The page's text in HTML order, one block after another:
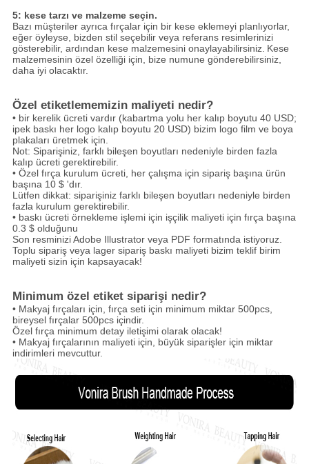
5: kese tarzı ve malzeme seçin.
Bazı müşteriler ayrıca fırçalar için bir kese eklemeyi planlıyorlar,
eğer öyleyse, bizden stil seçebilir veya referans resimlerinizi
gösterebilir, ardından kese malzemesini onaylayabilirsiniz. Kese
malzemesinin özel özelliği için, bize numune gönderebilirsiniz,
daha iyi olacaktır.
Özel etiketlememizin maliyeti nedir?
• bir kerelik ücreti vardır (kabartma yolu her kalıp boyutu 40 USD;
ipek baskı her logo kalıp boyutu 20 USD) bizim logo film ve boya
plakaları üretmek için.
Not: Siparişiniz, farklı bileşen boyutları nedeniyle birden fazla
kalıp ücreti gerektirebilir.
• Özel fırça kurulum ücreti, her çalışma için sipariş başına ürün
başına 10 $ 'dır.
Lütfen dikkat: siparişiniz farklı bileşen boyutları nedeniyle birden
fazla kurulum gerektirebilir.
• baskı ücreti örnekleme işlemi için işçilik maliyeti için fırça başına
0.3 $ olduğunu
Son resminizi Adobe Illustrator veya PDF formatında istiyoruz.
Toplu sipariş veya lager sipariş baskı maliyeti bizim teklif birim
maliyeti sizin için kapsayacak!
Minimum özel etiket siparişi nedir?
• Makyaj fırçaları için, fırça seti için minimum miktar 500pcs,
bireysel fırçalar 500pcs içindir.
Özel fırça minimum detay iletişimi olarak olacak!
• Makyaj fırçalarının maliyeti için, büyük siparişler için miktar
indirimleri mevcuttur.